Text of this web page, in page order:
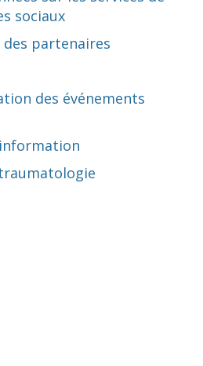
sociaux
partenaires
des événements